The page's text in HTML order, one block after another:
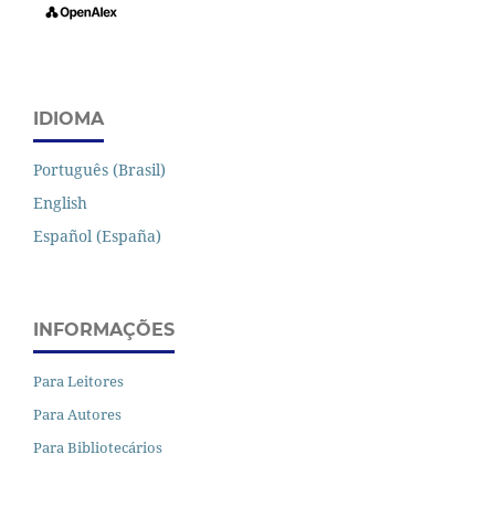
IDIOMA
Português (Brasil)
English
Español (España)
INFORMAÇÕES
Para Leitores
Para Autores
Para Bibliotecários